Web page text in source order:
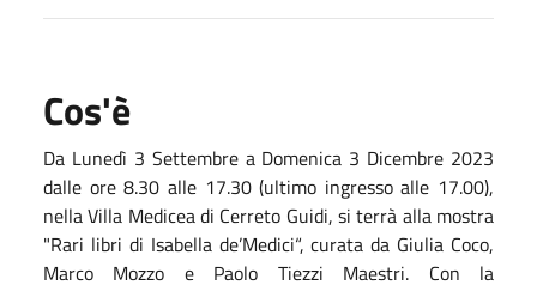
Cos'è
Da Lunedì 3 Settembre a Domenica 3 Dicembre 2023
dalle ore 8.30 alle 17.30 (ultimo ingresso alle 17.00),
nella Villa Medicea di Cerreto Guidi, si terrà alla mostra
"Rari libri di Isabella de’Medici“, curata da Giulia Coco,
Marco Mozzo e Paolo Tiezzi Maestri. Con la